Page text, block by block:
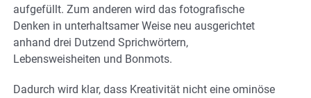
aufgefüllt. Zum anderen wird das fotografische
Denken in unterhaltsamer Weise neu ausgerichtet
anhand drei Dutzend Sprichwörtern,
Lebensweisheiten und Bonmots.
Dadurch wird klar, dass Kreativität nicht eine ominöse